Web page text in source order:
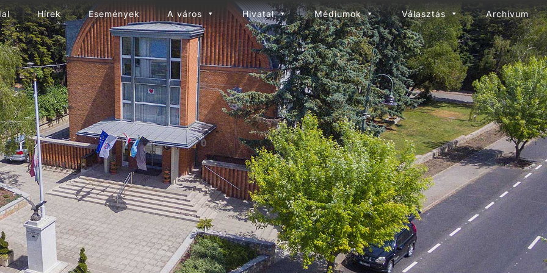
Hírek Események A város Hivatal Médiumok Választás Archívum